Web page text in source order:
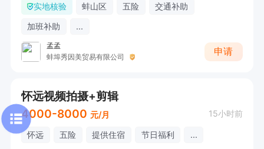
实地核验 蚌山区 五险
交通补助
加班补助
...
孟孟
蚌埠秀因美贸易有限公司
申请
怀远视频拍摄+剪辑
4000-8000 元/月 15小时前
怀远 五险 提供住宿 节日福利 ...